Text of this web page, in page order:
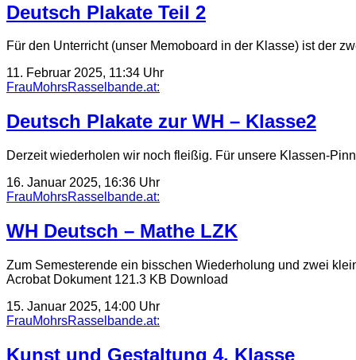
Deutsch Plakate Teil 2
Für den Unterricht (unser Memoboard in der Klasse) ist der
11. Februar 2025, 11:34 Uhr
FrauMohrsRasselbande.at:
Deutsch Plakate zur WH – Klasse2
Derzeit wiederholen wir noch fleißig. Für unsere Klassen-
16. Januar 2025, 16:36 Uhr
FrauMohrsRasselbande.at:
WH Deutsch – Mathe LZK
Zum Semesterende ein bisschen Wiederholung und zwei
Acrobat Dokument 121.3 KB Download
15. Januar 2025, 14:00 Uhr
FrauMohrsRasselbande.at:
Kunst und Gestaltung 4. Klasse